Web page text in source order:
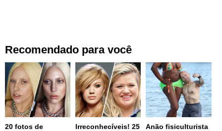
Recomendado para você
20 fotos de
Irreconhecíveis! 25
Anão fisiculturista